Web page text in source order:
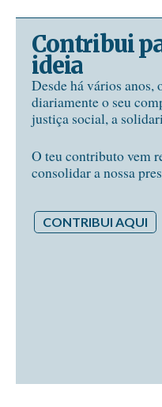
Contribui
ideia
Desde há vários
diariamente o seu
justiça social, a
O teu contributo vem
consolidar a nossa
CONTRIBUI AQUI